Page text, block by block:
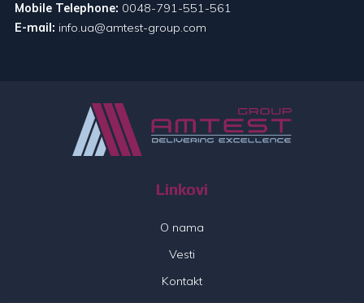
Mobile Telephone: 0048-791-551-561
E-mail: info.ua@amtest-group.com
Linkovi
O nama
Vesti
Kontakt